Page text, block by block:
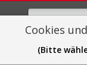
Sector-
Cookies
(Bitte